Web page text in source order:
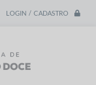
LOGIN / CADASTRO